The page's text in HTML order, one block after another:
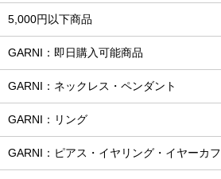
5,000円以下商品
GARNI：即日購入可能商品
GARNI：ネックレス・ペンダント
GARNI：リング
GARNI：ピアス・イヤリング・イヤーカフ